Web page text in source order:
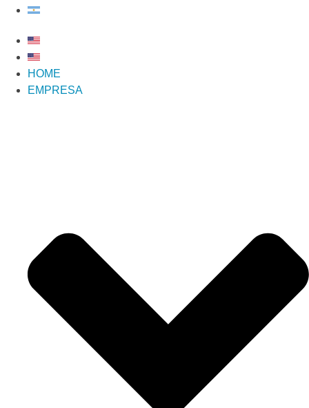
HOME
EMPRESA